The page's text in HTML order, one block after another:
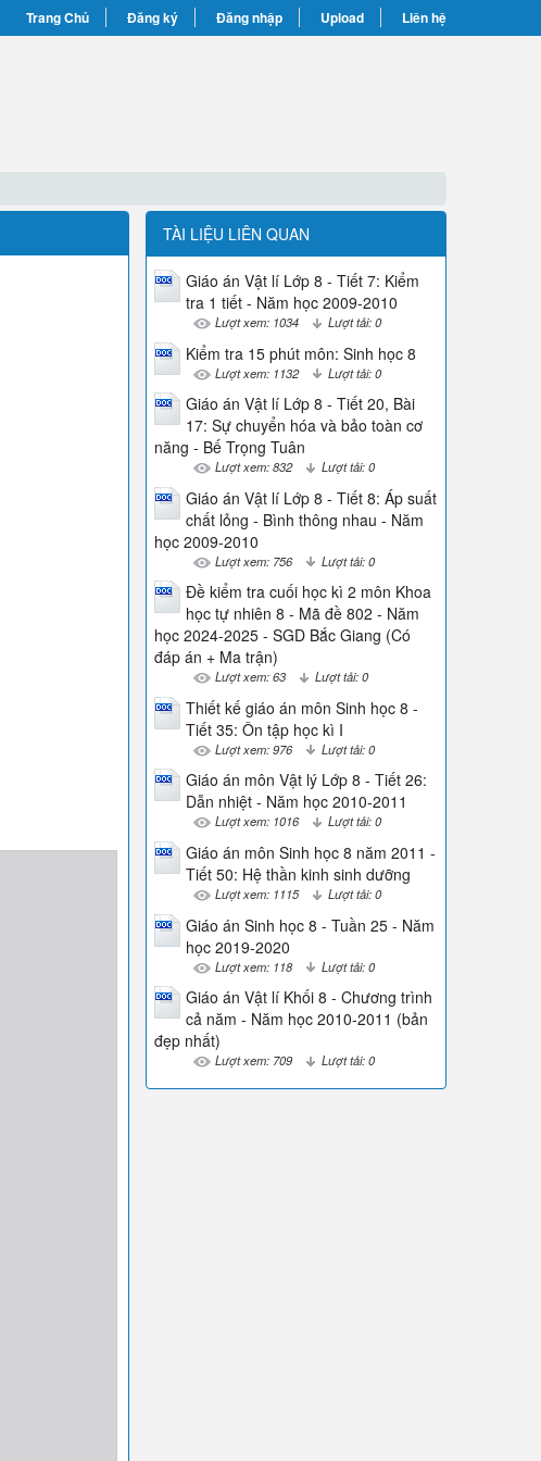
Trang Chủ Đăng ký Đăng nhập Upload Liên hệ
TÀI LIỆU LIÊN QUAN
Giáo án Vật lí Lớp 8 - Tiết 7: Kiểm
tra 1 tiết - Năm học 2009-2010
Lượt xem: 1034 Lượt tải: 0
Kiểm tra 15 phút môn: Sinh học 8
Lượt xem: 1132 Lượt tải: 0
Giáo án Vật lí Lớp 8 - Tiết 20, Bài
17: Sự chuyển hóa và bảo toàn cơ
năng - Bế Trọng Tuân
Lượt xem: 832 Lượt tải: 0
Giáo án Vật lí Lớp 8 - Tiết 8: Áp suất
chất lỏng - Bình thông nhau - Năm
học 2009-2010
Lượt xem: 756 Lượt tải: 0
Đề kiểm tra cuối học kì 2 môn Khoa
học tự nhiên 8 - Mã đề 802 - Năm
học 2024-2025 - SGD Bắc Giang (Có
đáp án + Ma trận)
Lượt xem: 63 Lượt tải: 0
Thiết kế giáo án môn Sinh học 8 -
Tiết 35: Ôn tập học kì I
Lượt xem: 976 Lượt tải: 0
Giáo án môn Vật lý Lớp 8 - Tiết 26:
Dẫn nhiệt - Năm học 2010-2011
Lượt xem: 1016 Lượt tải: 0
Giáo án môn Sinh học 8 năm 2011 -
Tiết 50: Hệ thần kinh sinh dưỡng
Lượt xem: 1115 Lượt tải: 0
Giáo án Sinh học 8 - Tuần 25 - Năm
học 2019-2020
Lượt xem: 118 Lượt tải: 0
Giáo án Vật lí Khối 8 - Chương trình
cả năm - Năm học 2010-2011 (bản
đẹp nhất)
Lượt xem: 709 Lượt tải: 0